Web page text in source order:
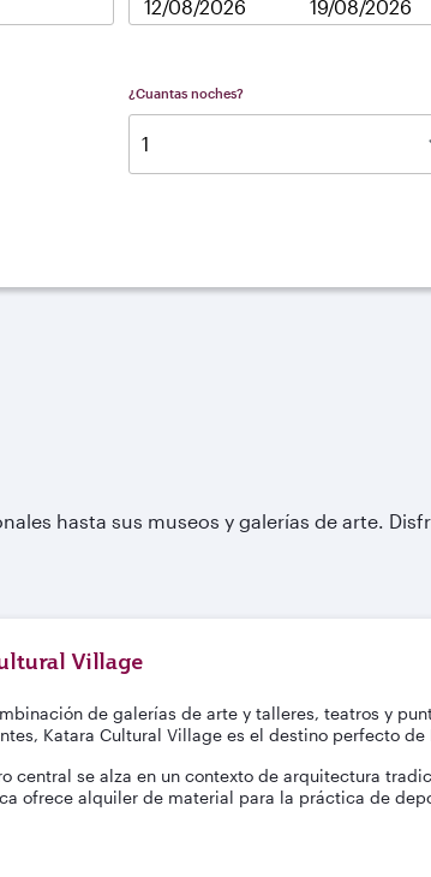
¿Cuantas noches?
hasta sus museos y galerías de arte.
Village
de galerías de arte y talleres, teatros y
Katara Cultural Village es el destino perfecto
central se alza en un contexto de arquitectura
ofrece alquiler de material para la práctica de